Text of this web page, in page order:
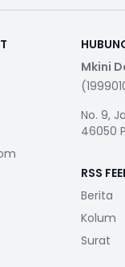
Mkini
No. 9,
46050
RSS
Berita
Kolum
Surat